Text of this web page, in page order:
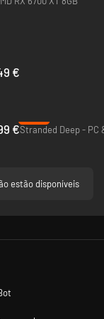
objetivos
de missão
deveres como
acontecer, você
€
€Stranded Deep - PC
estão disponíveis